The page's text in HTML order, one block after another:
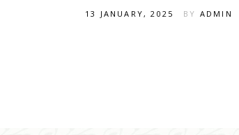
13 JANUARY, 2025 BY ADMIN